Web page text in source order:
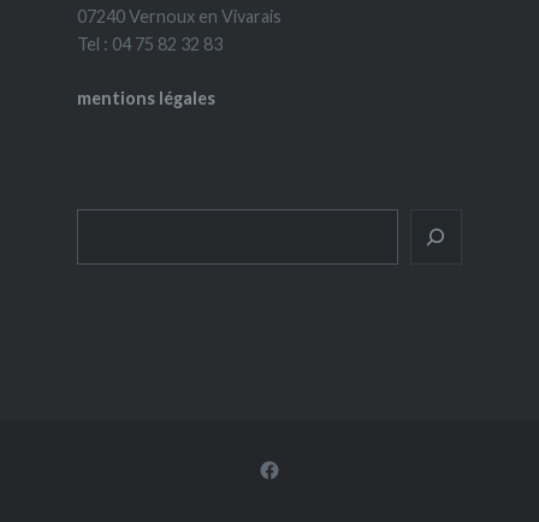
07240 Vernoux en Vivarais
Tel : 04 75 82 32 83
mentions légales
Facebook